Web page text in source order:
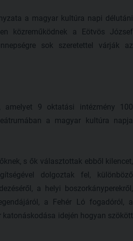
a magyar kultúra napi délutáni
közreműködnek a Eötvös József
sok szeretettel várják az
amelyet 9 oktatási intézmény 100
a magyar kultúra napja
s ők választottak ebből kilencet,
dolgoztak fel, különböző
a helyi boszorkányperekről,
a Fehér Ló fogadóról, a
katonáskodása idején hogyan szökött